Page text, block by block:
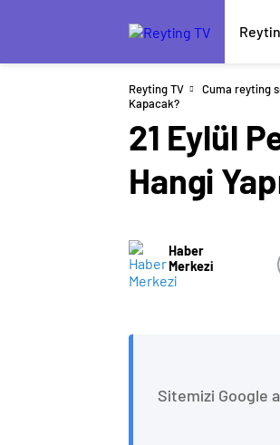
Reyting TV Cuma reyting
Kapacak?
21 Eylül
Hangi
Haber
Merkezi
Sitemizi Google